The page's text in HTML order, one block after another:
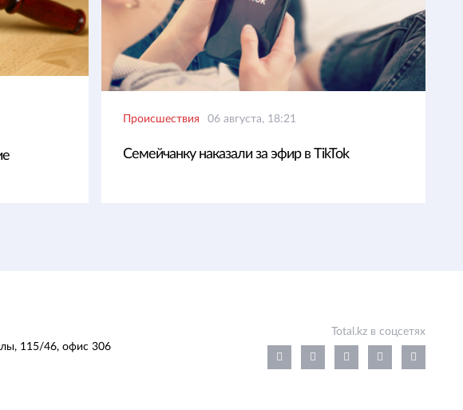
Происшествия 06 августа, 18:21
Семейчанку наказали за эфир в TikTok
115/46, офис 306
Total.kz в соцсетях